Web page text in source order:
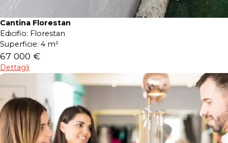
Cantina Florestan
Edicifio: Florestan
Superficie: 4 m²
67 000 €
Dettagli